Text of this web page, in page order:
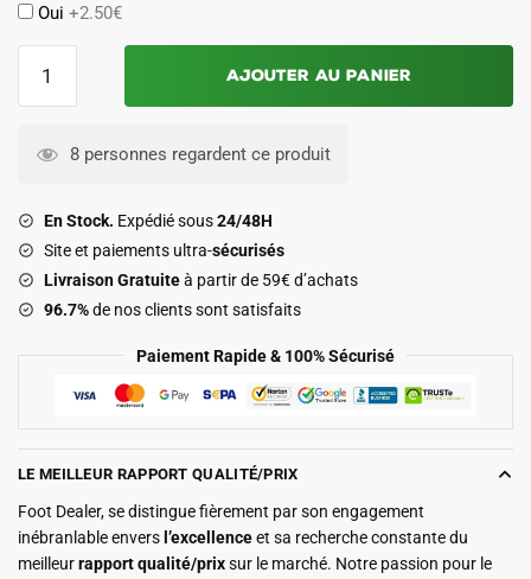
Oui +2.50€
Real
2025
2026
Mbappe
Ajouter au panier
8 personnes regardent ce produit
En Stock. Expédié sous24/48H
Site et paiements ultra-sécurisés
Livraison Gratuiteà partir de 59€ d’achats
96.7%de nos clients sont satisfaits
Paiement Rapide & 100% Sécurisé
LE MEILLEUR RAPPORT QUALITÉ/PRIX
Foot Dealer, se distingue fièrement par son engagement
inébranlable envers l’excellenceet sa recherche constante du
meilleurrapport qualité/prixsur le marché. Notre passion pour le